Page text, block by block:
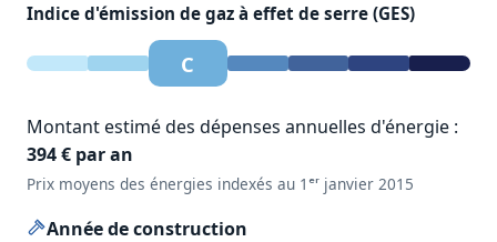
Indice d'émission de gaz à effet de serre (GES)
C
Montant estimé des dépenses annuelles d'énergie :
394 € par an
Prix moyens des énergies indexés au 1ᵉʳ janvier 2015
Année de construction